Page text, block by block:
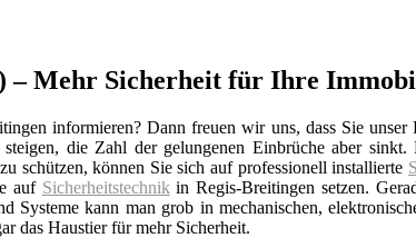
– Mehr Sicherheit für Ihre
informieren? Dann freuen wir uns, dass Sie unser
die Zahl der gelungenen Einbrüche aber
zu schützen, können Sie sich auf professionell installierte
auf Sicherheitstechnikin Regis-Breitingen setzen.
Systeme kann man grob in mechanischen,
das Haustier für mehr Sicherheit.